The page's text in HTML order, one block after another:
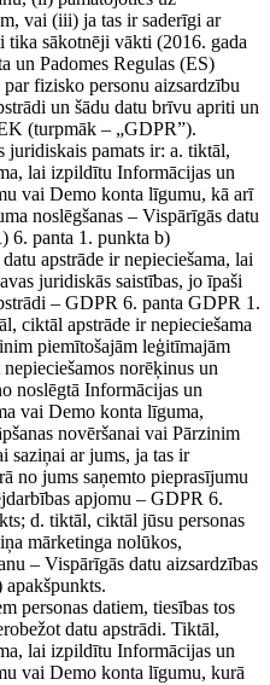
vai (iii) ja tas ir saderīgi ar
tika sākotnēji vākti (2016. gada
un Padomes Regulas (ES)
fizisko personu aizsardzību
un šādu datu brīvu apriti un
(turpmāk – „GDPR”).
juridiskais pamats ir: a. tiktāl,
lai izpildītu Informācijas un
vai Demo konta līgumu, kā arī
noslēgšanas – Vispārīgās datu
6. panta 1. punkta b)
apstrāde ir nepieciešama, lai
juridiskās saistības, jo īpaši
– GDPR 6. panta GDPR 1.
ciktāl apstrāde ir nepieciešama
piemītošajām leģitīmajām
norēķinus un
noslēgtā Informācijas un
vai Demo konta līguma,
novēršanai vai Pārzinim
saziņai ar jums, ja tas ir
no jums saņemto pieprasījumu
apjomu – GDPR 6.
d. tiktāl, ciktāl jūsu personas
mārketinga nolūkos,
– Vispārīgās datu aizsardzības
apakšpunkts.
personas datiem, tiesības tos
datu apstrādi. Tiktāl,
lai izpildītu Informācijas un
vai Demo konta līgumu, kurā